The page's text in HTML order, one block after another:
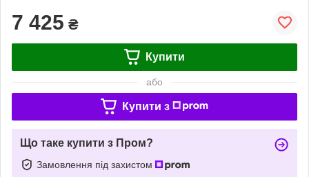
7 425 ₴
Купити
або
Купити з
Що таке купити з Пром?
Замовлення під захистом